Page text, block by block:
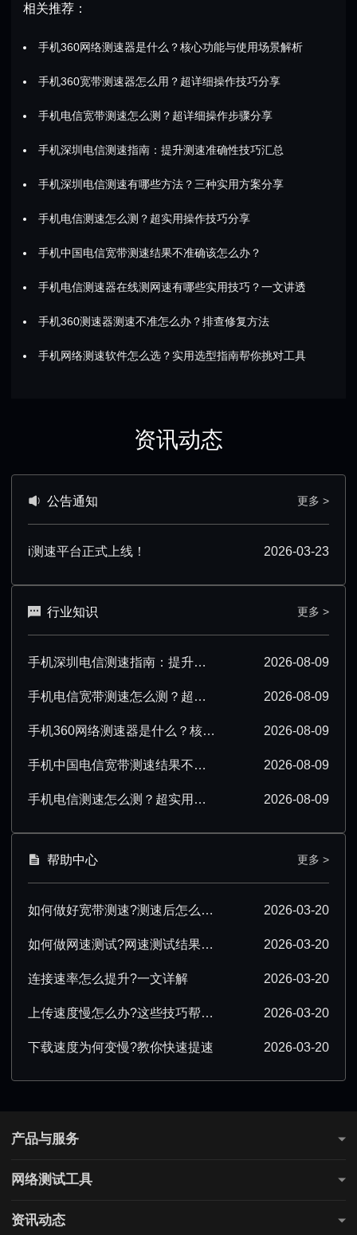
相关推荐：
手机360网络测速器是什么？核心功能与使用场景解析
手机360宽带测速器怎么用？超详细操作技巧分享
手机电信宽带测速怎么测？超详细操作步骤分享
手机深圳电信测速指南：提升测速准确性技巧汇总
手机深圳电信测速有哪些方法？三种实用方案分享
手机电信测速怎么测？超实用操作技巧分享
手机中国电信宽带测速结果不准确该怎么办？
手机电信测速器在线测网速有哪些实用技巧？一文讲透
手机360测速器测速不准怎么办？排查修复方法
手机网络测速软件怎么选？实用选型指南帮你挑对工具
资讯动态
公告通知 更多 >
i测速平台正式上线！ 2026-03-23
行业知识 更多 >
手机深圳电信测速指南：提升测速准确性技巧汇总 2026-08-09
手机电信宽带测速怎么测？超详细操作步骤分享 2026-08-09
手机360网络测速器是什么？核心功能与使用场景解析 2026-08-09
手机中国电信宽带测速结果不准确该怎么办？ 2026-08-09
手机电信测速怎么测？超实用操作技巧分享 2026-08-09
帮助中心 更多 >
如何做好宽带测速?测速后怎么优化? 2026-03-20
如何做网速测试?网速测试结果怎么解读? 2026-03-20
连接速率怎么提升?一文详解 2026-03-20
上传速度慢怎么办?这些技巧帮你提速 2026-03-20
下载速度为何变慢?教你快速提速 2026-03-20
产品与服务
测网速
网络测试工具
网站连通性测试
资讯动态